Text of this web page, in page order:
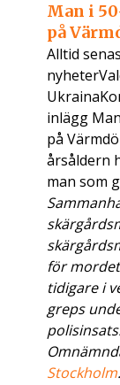
Man i
på
Alltid
inlägg
på
årsåldern
man som
för
tidigare i
greps
Stockholm